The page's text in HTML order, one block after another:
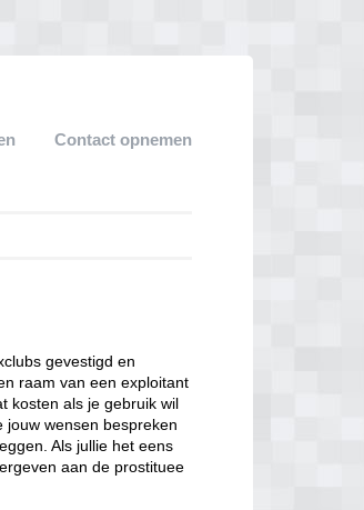
Contact opnemen
gevestigd en
raam van een exploitant
kosten als je gebruik wil
jouw wensen bespreken
Als jullie het eens
aan de prostituee